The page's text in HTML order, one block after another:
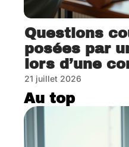
Questions
posées par
lors d’une
21 juillet 2026
Au top